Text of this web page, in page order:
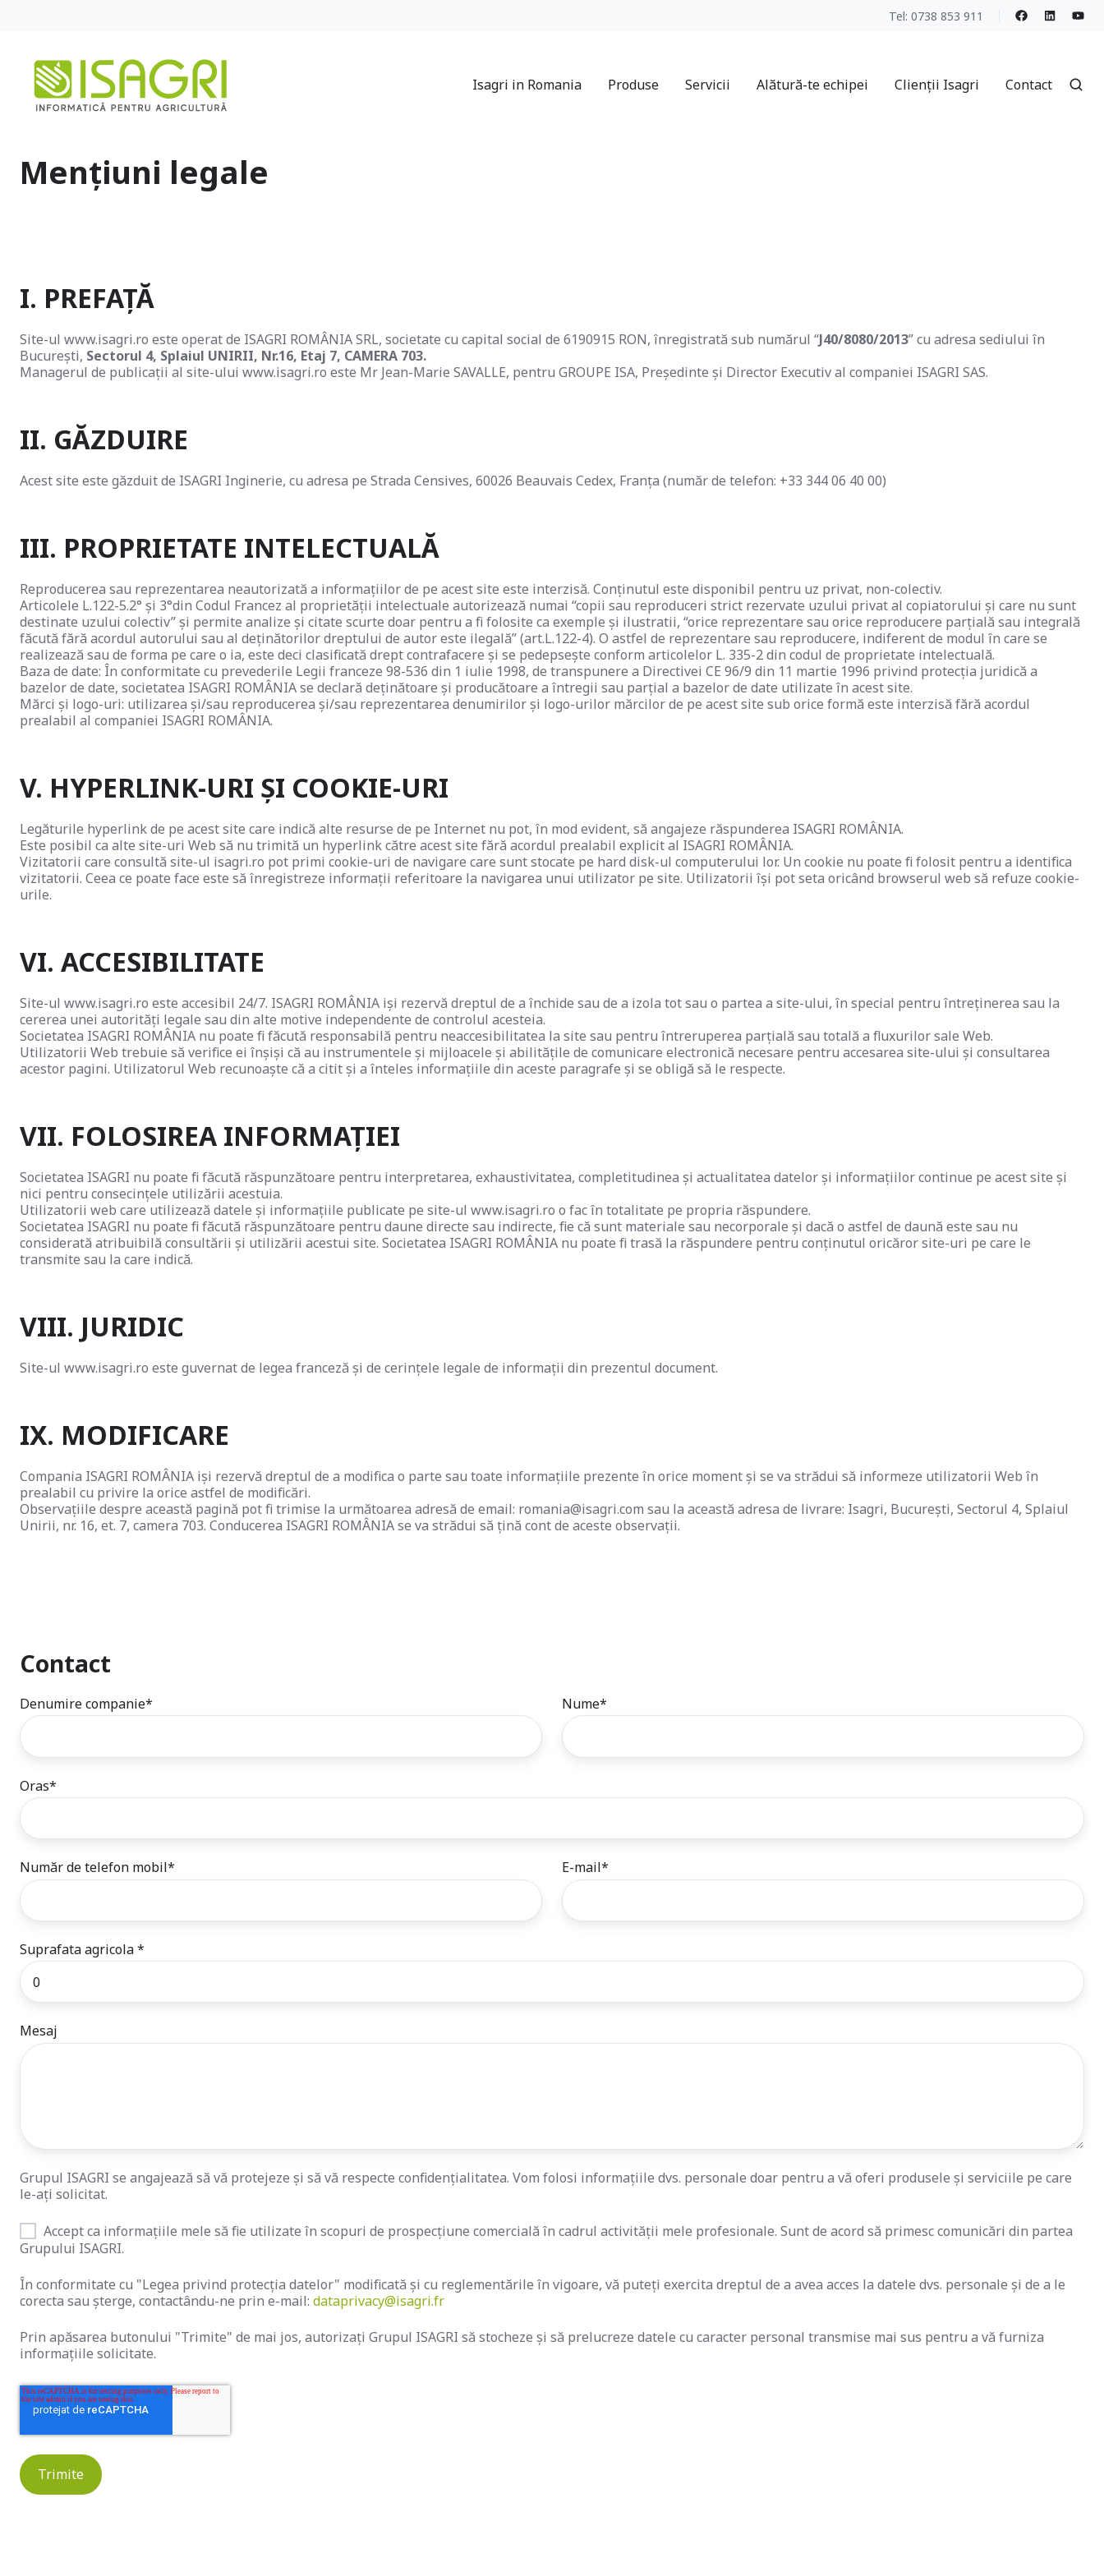
Tel: 0738 853 911
Isagri in Romania Produse Servicii Alătură-te echipei Clienții Isagri Contact
Mențiuni legale
I. PREFAȚĂ
Site-ul www.isagri.ro este operat de ISAGRI ROMÂNIA SRL, societate cu capital social de 6190915 RON, înregistrată sub numărul “J40/8080/2013” cu adresa sediului în
București, Sectorul 4, Splaiul UNIRII, Nr.16, Etaj 7, CAMERA 703.
Managerul de publicații al site-ului www.isagri.ro este Mr Jean-Marie SAVALLE, pentru GROUPE ISA, Președinte și Director Executiv al companiei ISAGRI SAS.
II. GĂZDUIRE
Acest site este găzduit de ISAGRI Inginerie, cu adresa pe Strada Censives, 60026 Beauvais Cedex, Franța (număr de telefon: +33 344 06 40 00)
III. PROPRIETATE INTELECTUALĂ
Reproducerea sau reprezentarea neautorizată a informațiilor de pe acest site este interzisă. Conținutul este disponibil pentru uz privat, non-colectiv.
Articolele L.122-5.2° și 3°din Codul Francez al proprietății intelectuale autorizează numai “copii sau reproduceri strict rezervate uzului privat al copiatorului și care nu sunt
destinate uzului colectiv” și permite analize și citate scurte doar pentru a fi folosite ca exemple și ilustratii, “orice reprezentare sau orice reproducere parțială sau integrală
făcută fără acordul autorului sau al deținătorilor dreptului de autor este ilegală” (art.L.122-4). O astfel de reprezentare sau reproducere, indiferent de modul în care se
realizează sau de forma pe care o ia, este deci clasificată drept contrafacere și se pedepsește conform articolelor L. 335-2 din codul de proprietate intelectuală.
Baza de date: În conformitate cu prevederile Legii franceze 98-536 din 1 iulie 1998, de transpunere a Directivei CE 96/9 din 11 martie 1996 privind protecția juridică a
bazelor de date, societatea ISAGRI ROMÂNIA se declară deținătoare și producătoare a întregii sau parțial a bazelor de date utilizate în acest site.
Mărci și logo-uri: utilizarea și/sau reproducerea și/sau reprezentarea denumirilor și logo-urilor mărcilor de pe acest site sub orice formă este interzisă fără acordul
prealabil al companiei ISAGRI ROMÂNIA.
V. HYPERLINK-URI ȘI COOKIE-URI
Legăturile hyperlink de pe acest site care indică alte resurse de pe Internet nu pot, în mod evident, să angajeze răspunderea ISAGRI ROMÂNIA.
Este posibil ca alte site-uri Web să nu trimită un hyperlink către acest site fără acordul prealabil explicit al ISAGRI ROMÂNIA.
Vizitatorii care consultă site-ul isagri.ro pot primi cookie-uri de navigare care sunt stocate pe hard disk-ul computerului lor. Un cookie nu poate fi folosit pentru a identifica
vizitatorii. Ceea ce poate face este să înregistreze informații referitoare la navigarea unui utilizator pe site. Utilizatorii își pot seta oricând browserul web să refuze cookie-
urile.
VI. ACCESIBILITATE
Site-ul www.isagri.ro este accesibil 24/7. ISAGRI ROMÂNIA iși rezervă dreptul de a închide sau de a izola tot sau o partea a site-ului, în special pentru întreținerea sau la
cererea unei autorități legale sau din alte motive independente de controlul acesteia.
Societatea ISAGRI ROMÂNIA nu poate fi făcută responsabilă pentru neaccesibilitatea la site sau pentru întreruperea parțială sau totală a fluxurilor sale Web.
Utilizatorii Web trebuie să verifice ei înșiși că au instrumentele și mijloacele și abilitățile de comunicare electronică necesare pentru accesarea site-ului și consultarea
acestor pagini. Utilizatorul Web recunoaște că a citit și a înteles informațiile din aceste paragrafe și se obligă să le respecte.
VII. FOLOSIREA INFORMAȚIEI
Societatea ISAGRI nu poate fi făcută răspunzătoare pentru interpretarea, exhaustivitatea, completitudinea și actualitatea datelor și informațiilor continue pe acest site și
nici pentru consecințele utilizării acestuia.
Utilizatorii web care utilizează datele și informațiile publicate pe site-ul www.isagri.ro o fac în totalitate pe propria răspundere.
Societatea ISAGRI nu poate fi făcută răspunzătoare pentru daune directe sau indirecte, fie că sunt materiale sau necorporale și dacă o astfel de daună este sau nu
considerată atribuibilă consultării și utilizării acestui site. Societatea ISAGRI ROMÂNIA nu poate fi trasă la răspundere pentru conținutul oricăror site-uri pe care le
transmite sau la care indică.
VIII. JURIDIC
Site-ul www.isagri.ro este guvernat de legea franceză și de cerințele legale de informații din prezentul document.
IX. MODIFICARE
Compania ISAGRI ROMÂNIA iși rezervă dreptul de a modifica o parte sau toate informațiile prezente în orice moment și se va strădui să informeze utilizatorii Web în
prealabil cu privire la orice astfel de modificări.
Observațiile despre această pagină pot fi trimise la următoarea adresă de email: romania@isagri.com sau la această adresa de livrare: Isagri, București, Sectorul 4, Splaiul
Unirii, nr. 16, et. 7, camera 703. Conducerea ISAGRI ROMÂNIA se va strădui să țină cont de aceste observații.
Contact
Denumire companie* Nume*
Oras*
Număr de telefon mobil* E-mail*
Suprafata agricola*
Mesaj
Grupul ISAGRI se angajează să vă protejeze și să vă respecte confidențialitatea. Vom folosi informațiile dvs. personale doar pentru a vă oferi produsele și serviciile pe care
le-ați solicitat.
Accept ca informațiile mele să fie utilizate în scopuri de prospecțiune comercială în cadrul activității mele profesionale. Sunt de acord să primesc comunicări din partea
Grupului ISAGRI.
În conformitate cu "Legea privind protecția datelor" modificată și cu reglementările în vigoare, vă puteți exercita dreptul de a avea acces la datele dvs. personale și de a le
corecta sau șterge, contactându-ne prin e-mail: dataprivacy@isagri.fr
Prin apăsarea butonului "Trimite" de mai jos, autorizați Grupul ISAGRI să stocheze și să prelucreze datele cu caracter personal transmise mai sus pentru a vă furniza
informațiile solicitate.